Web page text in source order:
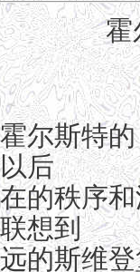
霍
尔斯特
后
的秩序
想到
的斯维